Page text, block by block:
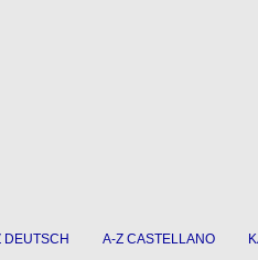
DEUTSCH A-Z CASTELLANO